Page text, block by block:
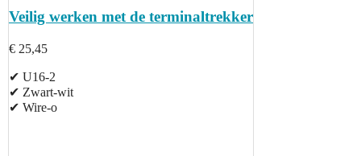
Veilig werken met de terminaltrekker
€ 25,45
✔ U16-2
✔ Zwart-wit
✔ Wire-o